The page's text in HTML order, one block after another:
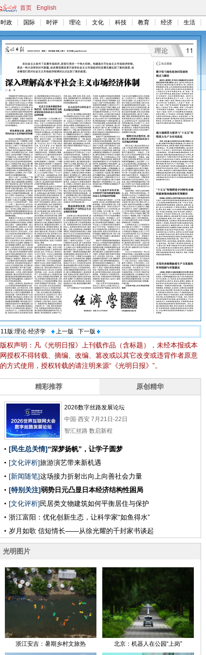
首页 English
时政 国际 时评 理论 文化 科技 教育 经济 生活
11版:理论·经济学 上一版 下一版
版权声明：凡《光明日报》上刊载作品（含标题），未经本报或本
网授权不得转载、摘编、改编、篡改或以其它改变或违背作者原意
的方式使用，授权转载的请注明来源“《光明日报》”。